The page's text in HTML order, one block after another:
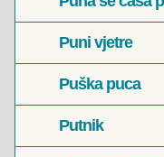
Puni vjetre
Puška puca
Putnik